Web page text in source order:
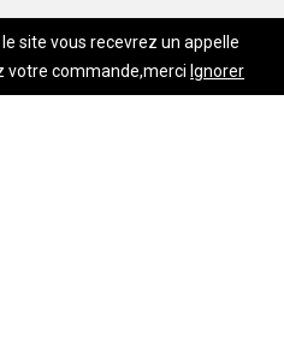
site vous recevrez un appelle
votre commande,merci Ignorer